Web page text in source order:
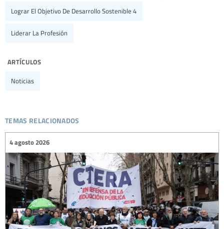
Lograr El Objetivo De Desarrollo Sostenible 4
Liderar La Profesión
artículos
Noticias
temas relacionados
4 agosto 2026